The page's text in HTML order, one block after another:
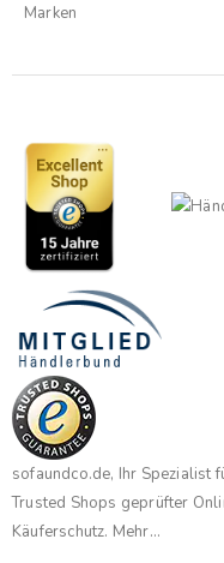
Marken
sofaundco.de, Ihr Spezialist
Trusted Shops geprüfter
Käuferschutz. Mehr...